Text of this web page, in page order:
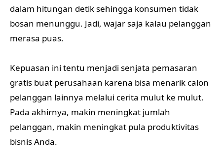
dalam hitungan detik sehingga konsumen tidak
bosan menunggu. Jadi, wajar saja kalau pelanggan
merasa puas.
Kepuasan ini tentu menjadi senjata pemasaran
gratis buat perusahaan karena bisa menarik calon
pelanggan lainnya melalui cerita mulut ke mulut.
Pada akhirnya, makin meningkat jumlah
pelanggan, makin meningkat pula produktivitas
bisnis Anda.